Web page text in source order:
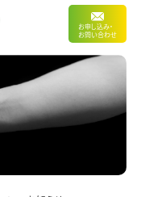
お申し込み・
お問い合わせ